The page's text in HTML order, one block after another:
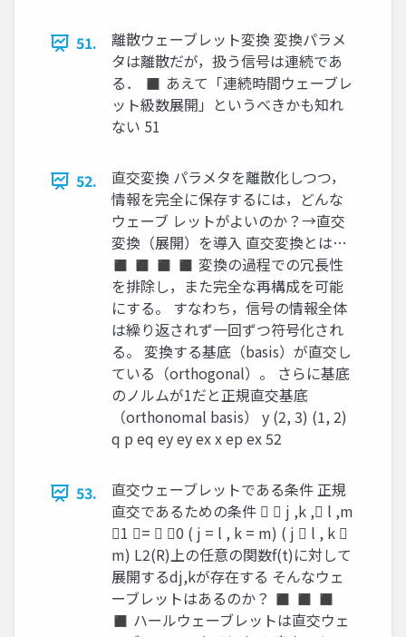
51.
離散ウェーブレット変換 変換パラメ
タは離散だが，扱う信号は連続であ
る． ◼ あえて「連続時間ウェーブレ
ット級数展開」というべきかも知れ
ない 51
52.
直交変換 パラメタを離散化しつつ，
情報を完全に保存するには，どんな
ウェーブ レットがよいのか？→直交
変換（展開）を導入 直交変換とは…
◼ ◼ ◼ ◼ 変換の過程での冗長性
を排除し，また完全な再構成を可能
にする。 すなわち，信号の情報全体
は繰り返されず一回ずつ符号化され
る。 変換する基底（basis）が直交し
ている（orthogonal）。 さらに基底
のノルムが1だと正規直交基底
（orthonomal basis） y (2, 3) (1, 2)
q p eq ey ey ex x ep ex 52
53.
直交ウェーブレットである条件 正規
直交であるための条件   j ,k , l ,m
1 =  0 ( j = l , k = m) ( j  l , k 
m) L2(R)上の任意の関数f(t)に対して
展開するdj,kが存在する そんなウェ
ーブレットはあるのか？ ◼ ◼ ◼
◼ ハールウェーブレットは直交ウェ